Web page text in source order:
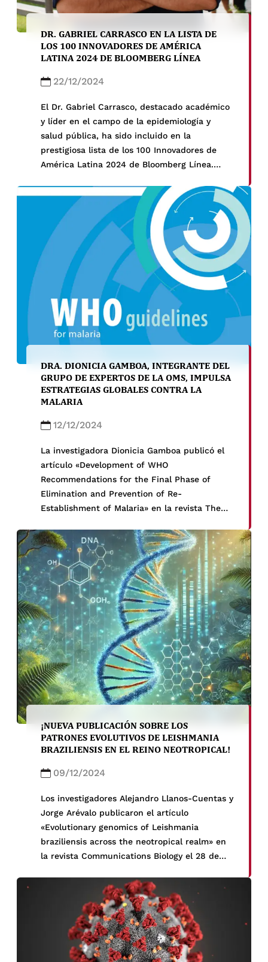
DR. GABRIEL CARRASCO EN LA LISTA DE
LOS 100 INNOVADORES DE AMÉRICA
LATINA 2024 DE BLOOMBERG LÍNEA
22/12/2024
El Dr. Gabriel Carrasco, destacado académico
y líder en el campo de la epidemiología y
salud pública, ha sido incluido en la
prestigiosa lista de los 100 Innovadores de
América Latina 2024 de Bloomberg Línea.
que están liderando la innovación en la
región, y el Dr. Carrasco se ha […]
DRA. DIONICIA GAMBOA, INTEGRANTE DEL
GRUPO DE EXPERTOS DE LA OMS, IMPULSA
ESTRATEGIAS GLOBALES CONTRA LA
MALARIA
12/12/2024
La investigadora Dionicia Gamboa publicó el
artículo «Development of WHO
Recommendations for the Final Phase of
Elimination and Prevention of Re-
Establishment of Malaria» en la revista The
Hygiene. El artículo detalla las nuevas
recomendaciones de la Organización Mundial
de la Salud (OMS) para la fase final de la
eliminación […]
¡NUEVA PUBLICACIÓN SOBRE LOS
PATRONES EVOLUTIVOS DE LEISHMANIA
BRAZILIENSIS EN EL REINO NEOTROPICAL!
09/12/2024
Los investigadores Alejandro Llanos-Cuentas y
Jorge Arévalo publicaron el artículo
«Evolutionary genomics of Leishmania
braziliensis across the neotropical realm» en
la revista Communications Biology el 28 de
de Leishmania braziliensis sobre su
adaptación en el neotrópico? Mediante el
análisis de más de 200 genomas de
Leishmania braziliensis este estudio […]